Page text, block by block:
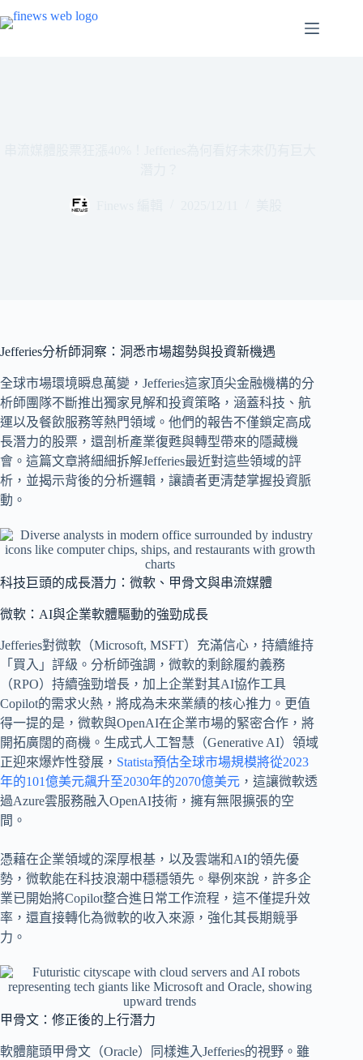
至
Jefferies分析師洞察：洞悉市場趨勢與投資新機遇
全球市場環境瞬息萬變，Jefferies這家頂尖金融機構的分
析師團隊不斷推出獨家見解和投資策略，涵蓋科技、航
運以及餐飲服務等熱門領域。他們的報告不僅鎖定高成
長潛力的股票，還剖析產業復甦與轉型帶來的隱藏機
會。這篇文章將細細拆解Jefferies最近對這些領域的評
析，並揭示背後的分析邏輯，讓讀者更清楚掌握投資脈
動。
科技巨頭的成長潛力：微軟、甲骨文與串流媒體
微軟：AI與企業軟體驅動的強勁成長
Jefferies對微軟（Microsoft, MSFT）充滿信心，持續維持
「買入」評級。分析師強調，微軟的剩餘履約義務
（RPO）持續強勁增長，加上企業對其AI協作工具
Copilot的需求火熱，將成為未來業績的核心推力。更值
得一提的是，微軟與OpenAI在企業市場的緊密合作，將
開拓廣闊的商機。生成式人工智慧（Generative AI）領域
正迎來爆炸性發展， Statista預估全球市場規模將從2023
年的101億美元飆升至2030年的2070億美元 ，這讓微軟透
過Azure雲服務融入OpenAI技術，擁有無限擴張的空
間。
憑藉在企業領域的深厚根基，以及雲端和AI的領先優
勢，微軟能在科技浪潮中穩穩領先。舉例來說，許多企
業已開始將Copilot整合進日常工作流程，這不僅提升效
率，還直接轉化為微軟的收入來源，強化其長期競爭
力。
甲骨文：修正後的上行潛力
軟體龍頭甲骨文（Oracle）同樣進入Jefferies的視野。雖